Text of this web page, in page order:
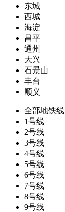
东城
西城
海淀
昌平
通州
大兴
石景山
丰台
顺义
全部地铁线
1号线
2号线
3号线
4号线
5号线
6号线
7号线
8号线
9号线